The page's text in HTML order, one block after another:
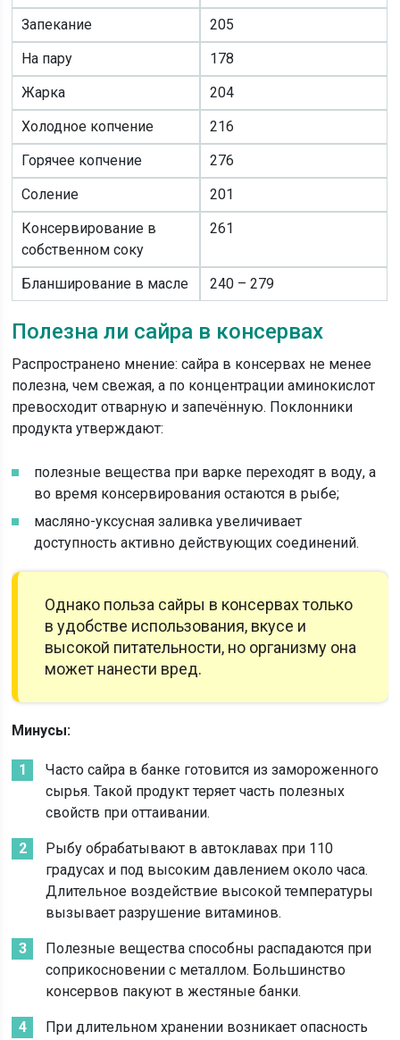
Запекание
205
На пару
178
Жарка
204
Холодное копчение
216
Горячее копчение
276
Соление
201
Консервирование в
собственном соку
261
Бланширование в масле 240 – 279
Полезна ли сайра в консервах
Распространено мнение: сайра в консервах не менее
полезна, чем свежая, а по концентрации аминокислот
превосходит отварную и запечённую. Поклонники
продукта утверждают:
полезные вещества при варке переходят в воду, а
во время консервирования остаются в рыбе;
масляно-уксусная заливка увеличивает
доступность активно действующих соединений.
Однако польза сайры в консервах только
в удобстве использования, вкусе и
высокой питательности, но организму она
может нанести вред.
Минусы:
Часто сайра в банке готовится из замороженного
сырья. Такой продукт теряет часть полезных
свойств при оттаивании.
Рыбу обрабатывают в автоклавах при 110
градусах и под высоким давлением около часа.
Длительное воздействие высокой температуры
вызывает разрушение витаминов.
Полезные вещества способны распадаются при
соприкосновении с металлом. Большинство
консервов пакуют в жестяные банки.
При длительном хранении возникает опасность